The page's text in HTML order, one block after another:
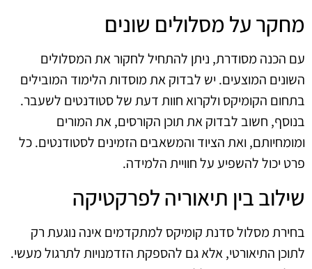
מחקר על מסלולים שונים
עם הכנה מסודרת, ניתן להתחיל לחקור את המסלולים
השונים המוצעים. יש לבדוק את מוסדות הלימוד המובילים
בתחום הקומיקס ולקרוא חוות דעת של סטודנטים לשעבר.
בנוסף, חשוב לבדוק את תוכן הקורסים, את המורים
ומומחיותם, ואת הציוד והמשאבים הזמינים לסטודנטים. כל
פרט יכול להשפיע על חוויית הלמידה.
שילוב בין תיאוריה לפרקטיקה
בחירת מסלול סדנת קומיקס למתקדמים אינה נוגעת רק
לתוכן התיאורטי, אלא גם להספקת הזדמנויות לתרגול מעשי.